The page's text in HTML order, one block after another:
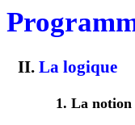
La logique
La notion